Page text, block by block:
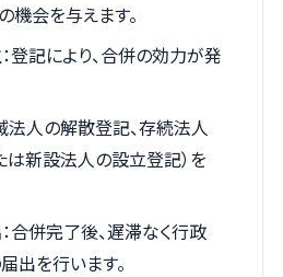
機会を与えます。
：登記により、合併の効力が発
法人の解散登記、存続法人
は新設法人の設立登記）を
：合併完了後、遅滞なく行政
出を行います。